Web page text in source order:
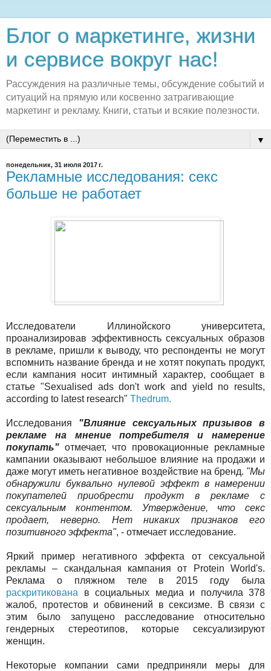
Блог о маркетинге, жизни
и сервисе вокруг нас!
Рассуждения на различные темы, обсуждение событий и
ситуаций на прямую или косвенно затрагивающие
маркетинг и рекламу. Книги, статьи и всякие полезности.
▼
понедельник, 31 июля 2017 г.
Рекламные исследования: секс
больше не работает
Исследователи Иллинойского университета,
проанализировав эффективность сексуальных образов
в рекламе, пришли к выводу, что респонденты не могут
вспомнить название бренда и не хотят покупать продукт,
если кампания носит интимный характер, сообщает в
статье "Sexualised ads don't work and yield no results,
according to latest research" Thedrum.
Исследования "Влияние сексуальных призывов в
рекламе на мнение потребителя и намерение
покупать" отмечает, что провокационные рекламные
кампании оказывают небольшое влияние на продажи и
даже могут иметь негативное воздействие на бренд. "Мы
обнаружили буквально нулевой эффект в намерении
покупателей приобрести продукт в рекламе с
сексуальным контентом. Утверждение, что секс
продает, неверно. Нет никаких признаков его
позитивного эффекта", - отмечает исследование.
Яркий пример негативного эффекта от сексуальной
рекламы – скандальная кампания от Protein World's.
Реклама о пляжном теле в 2015 году была
раскритикована в социальных медиа и получила 378
жалоб, протестов и обвинений в сексизме. В связи с
этим было запущено расследование относительно
гендерных стереотипов, которые сексуализируют
женщин.
Некоторые компании сами предприняли меры для